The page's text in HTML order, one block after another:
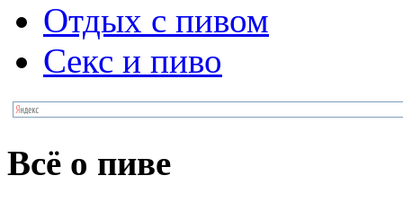
Отдых с пивом
Секс и пиво
Всё о пиве